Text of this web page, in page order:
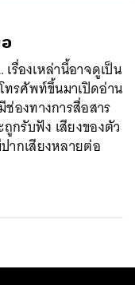
รื่องเหล่านี้อาจดูเป็น
ทรศัพท์ขึ้นมาเปิดอ่าน
องทางการสื่อสาร
กรับฟัง เสียงของตัว
ากเสียงหลายต่อ